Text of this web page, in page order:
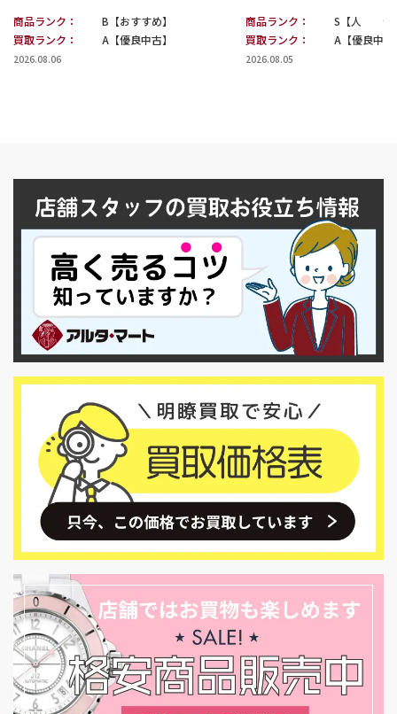
商品ランク：
B【おすすめ】
買取ランク：
A【優良中古】
2026.08.06
商品ランク：
S【人 気
買取ランク：
A【優良中古
2026.08.05